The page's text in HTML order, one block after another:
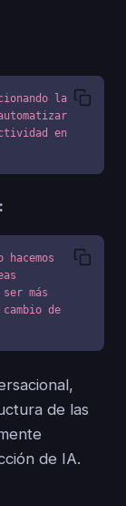
la
en
hacemos
más
de
de las
de IA.